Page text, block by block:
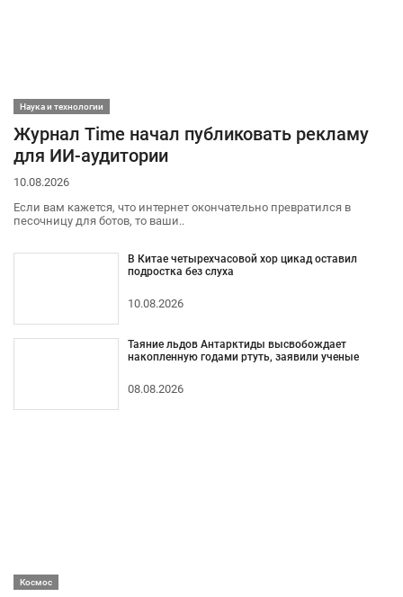
Наука и технологии
Журнал Time начал публиковать рекламу
для ИИ-аудитории
10.08.2026
Если вам кажется, что интернет окончательно превратился в
песочницу для ботов, то ваши..
В Китае четырехчасовой хор цикад оставил
подростка без слуха
10.08.2026
Таяние льдов Антарктиды высвобождает
накопленную годами ртуть, заявили ученые
08.08.2026
Космос